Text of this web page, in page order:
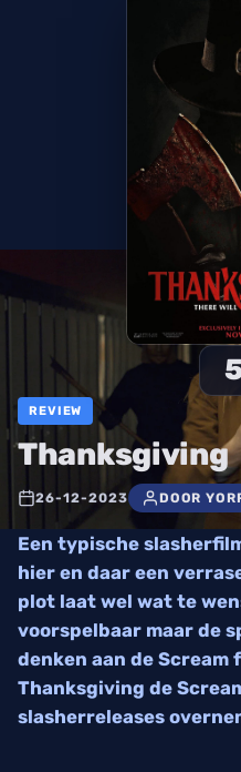
REVIEW
Thanksgiving
26-12-2023 DOOR
Een typische
hier en daar een
plot laat wel wat te
voorspelbaar maar de
denken aan de Scream
Thanksgiving de
slasherreleases